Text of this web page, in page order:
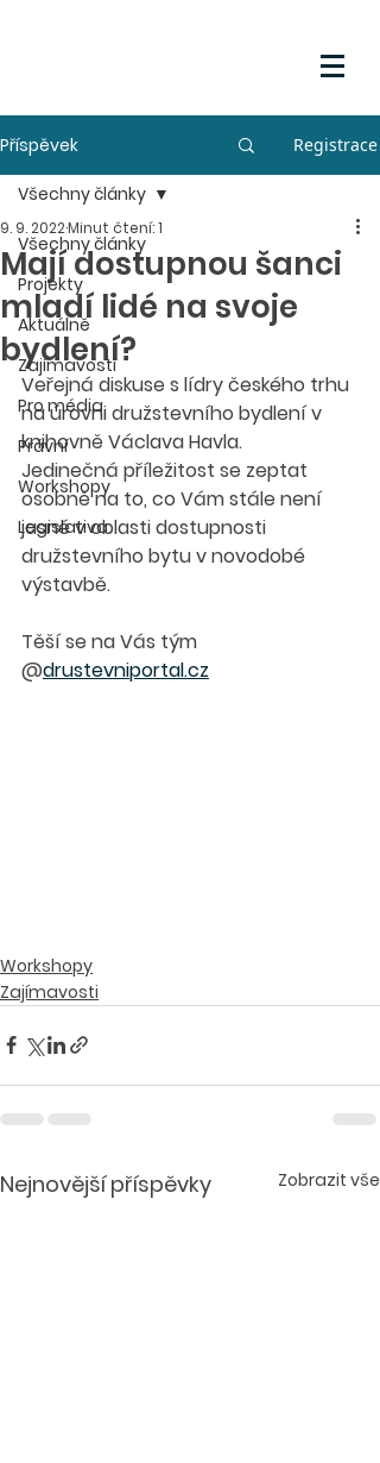
Příspěvek Registrace
Všechny články
Projekty
Aktuálně
Zajímavosti
Pro média
Právní
Workshopy
Legislativa
Všechny články
Mají dostupnou šanci
mladí lidé na svoje
bydlení?
9. 9. 2022Minut čtení: 1
Veřejná diskuse s lídry českého trhu
na úrovni družstevního bydlení v
knihovně Václava Havla.
Jedinečná příležitost se zeptat
osobně na to, co Vám stále není
jasné v oblasti dostupnosti
družstevního bytu v novodobé
výstavbě.
Těší se na Vás tým
@drustevniportal.cz
Workshopy
Zajímavosti
Nejnovější příspěvky Zobrazit vše